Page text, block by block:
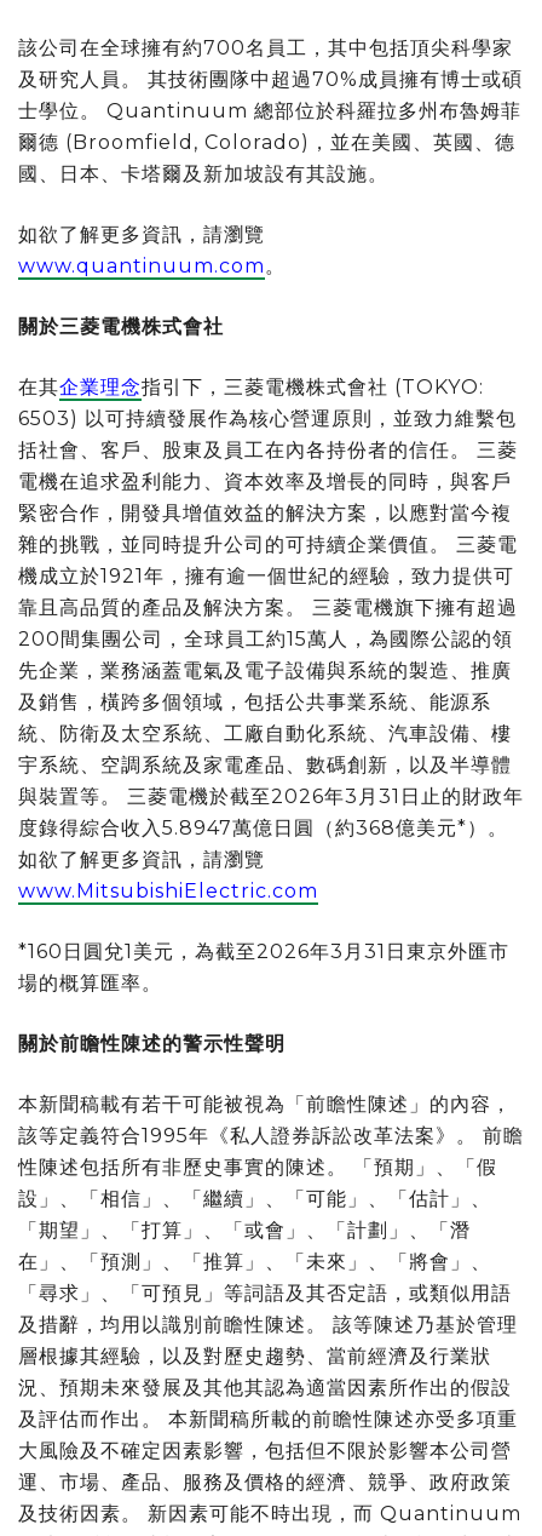
該公司在全球擁有約700名員工，其中包括頂尖科學家
及研究人員。 其技術團隊中超過70%成員擁有博士或碩
士學位。 Quantinuum 總部位於科羅拉多州布魯姆菲
爾德 (Broomfield, Colorado)，並在美國、英國、德
國、日本、卡塔爾及新加坡設有其設施。
如欲了解更多資訊，請瀏覽
www.quantinuum.com 。
關於三菱電機株式會社
在其企業理念指引下，三菱電機株式會社 (TOKYO:
6503) 以可持續發展作為核心營運原則，並致力維繫包
括社會、客戶、股東及員工在內各持份者的信任。 三菱
電機在追求盈利能力、資本效率及增長的同時，與客戶
緊密合作，開發具增值效益的解決方案，以應對當今複
雜的挑戰，並同時提升公司的可持續企業價值。 三菱電
機成立於1921年，擁有逾一個世紀的經驗，致力提供可
靠且高品質的產品及解決方案。 三菱電機旗下擁有超過
200間集團公司，全球員工約15萬人，為國際公認的領
先企業，業務涵蓋電氣及電子設備與系統的製造、推廣
及銷售，橫跨多個領域，包括公共事業系統、能源系
統、防衛及太空系統、工廠自動化系統、汽車設備、樓
宇系統、空調系統及家電產品、數碼創新，以及半導體
與裝置等。 三菱電機於截至2026年3月31日止的財政年
度錄得綜合收入5.8947萬億日圓（約368億美元*）。
如欲了解更多資訊，請瀏覽
www.MitsubishiElectric.com
*160日圓兌1美元，為截至2026年3月31日東京外匯市
場的概算匯率。
關於前瞻性陳述的警示性聲明
本新聞稿載有若干可能被視為「前瞻性陳述」的內容，
該等定義符合1995年《私人證券訴訟改革法案》。 前瞻
性陳述包括所有非歷史事實的陳述。 「預期」、「假
設」、「相信」、「繼續」、「可能」、「估計」、
「期望」、「打算」、「或會」、「計劃」、「潛
在」、「預測」、「推算」、「未來」、「將會」、
「尋求」、「可預見」等詞語及其否定語，或類似用語
及措辭，均用以識別前瞻性陳述。 該等陳述乃基於管理
層根據其經驗，以及對歷史趨勢、當前經濟及行業狀
況、預期未來發展及其他其認為適當因素所作出的假設
及評估而作出。 本新聞稿所載的前瞻性陳述亦受多項重
大風險及不確定因素影響，包括但不限於影響本公司營
運、市場、產品、服務及價格的經濟、競爭、政府政策
及技術因素。 新因素可能不時出現，而 Quantinuum